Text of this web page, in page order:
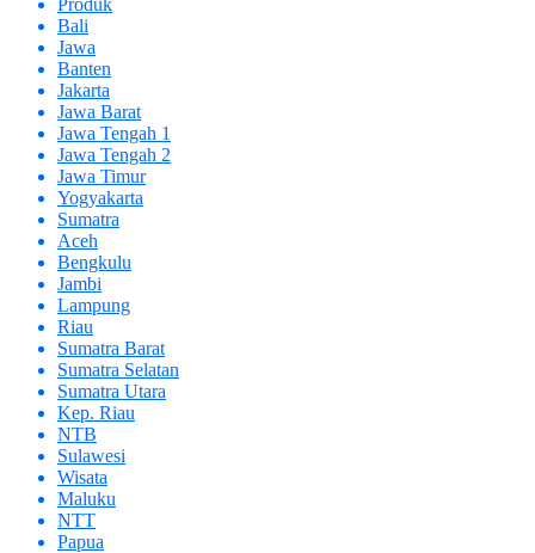
Produk
Bali
Jawa
Banten
Jakarta
Jawa Barat
Jawa Tengah 1
Jawa Tengah 2
Jawa Timur
Yogyakarta
Sumatra
Aceh
Bengkulu
Jambi
Lampung
Riau
Sumatra Barat
Sumatra Selatan
Sumatra Utara
Kep. Riau
NTB
Sulawesi
Wisata
Maluku
NTT
Papua